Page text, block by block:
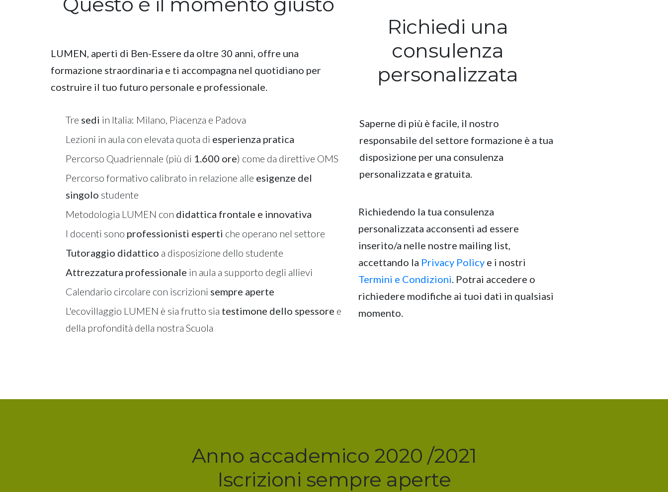
LUMEN, aperti di Ben-Essere da oltre 30 anni, offre una
formazione straordinaria e ti accompagna nel quotidiano per
costruire il tuo futuro personale e professionale.
Tre sedi in Italia: Milano, Piacenza e Padova
Lezioni in aula con elevata quota di esperienza pratica
Percorso Quadriennale (più di 1.600 ore) come da direttive OMS
Percorso formativo calibrato in relazione alle esigenze del
singolo studente
Metodologia LUMEN con didattica frontale e innovativa
I docenti sono professionisti esperti che operano nel settore
Tutoraggio didattico a disposizione dello studente
Attrezzatura professionale in aula a supporto degli allievi
Calendario circolare con iscrizioni sempre aperte
L'ecovillaggio LUMEN è sia frutto sia testimone dello spessore e
della profondità della nostra Scuola
Richiedi una
consulenza
personalizzata
Saperne di più è facile, il nostro
responsabile del settore formazione è a tua
disposizione per una consulenza
personalizzata e gratuita.
Richiedendo la tua consulenza
personalizzata acconsenti ad essere
inserito/a nelle nostre mailing list,
accettando la Privacy Policy e i nostri
Termini e Condizioni. Potrai accedere o
richiedere modifiche ai tuoi dati in qualsiasi
momento.
Anno accademico 2020 /2021
Iscrizioni sempre aperte